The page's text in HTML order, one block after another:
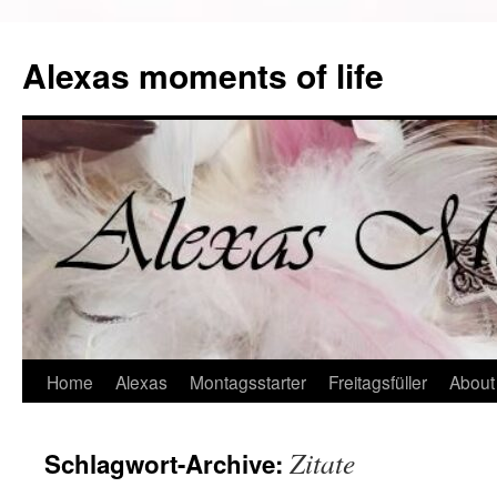
Alexas moments of life
Zum
springen
Home Alexas Montagsstarter Freitagsfüller
Schlagwort-Archive: Zitate